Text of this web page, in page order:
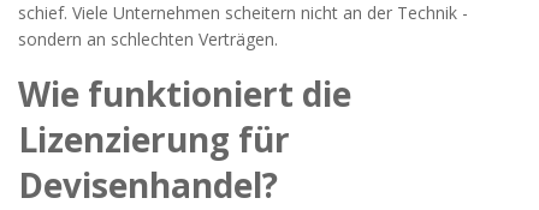
schief. Viele Unternehmen scheitern nicht an der Technik -
sondern an schlechten Verträgen.
Wie funktioniert die
Lizenzierung für
Devisenhandel?